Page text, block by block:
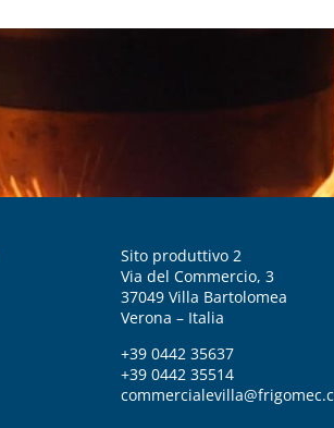
Sito produttivo 2
Via del Commercio, 3
37049 Villa Bartolomea
Verona – Italia
+39 0442 35637
+39 0442 35514